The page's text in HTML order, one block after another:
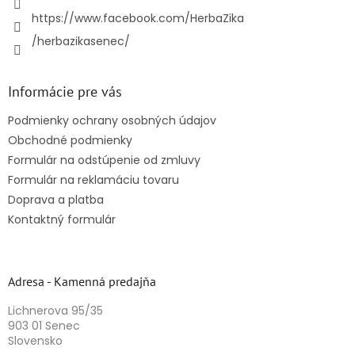
https://www.facebook.com/HerbaZika
/herbazikasenec/
Informácie pre vás
Podmienky ochrany osobných údajov
Obchodné podmienky
Formulár na odstúpenie od zmluvy
Formulár na reklamáciu tovaru
Doprava a platba
Kontaktný formulár
Adresa - Kamenná predajňa
Lichnerova 95/35
903 01 Senec
Slovensko